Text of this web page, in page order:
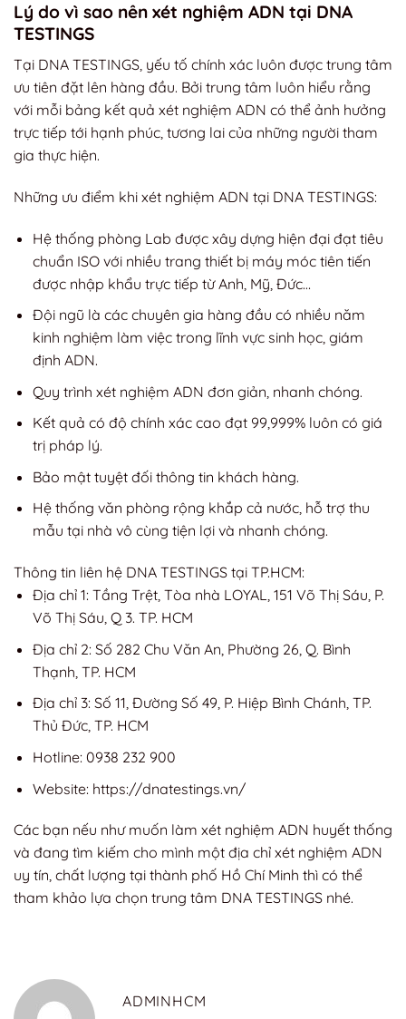
Lý do vì sao nên xét nghiệm ADN tại DNA
TESTINGS
Tại DNA TESTINGS, yếu tố chính xác luôn được trung tâm
ưu tiên đặt lên hàng đầu. Bởi trung tâm luôn hiểu rằng
với mỗi bảng kết quả xét nghiệm ADN có thể ảnh hưởng
trực tiếp tới hạnh phúc, tương lai của những người tham
gia thực hiện.
Những ưu điểm khi xét nghiệm ADN tại DNA TESTINGS:
Hệ thống phòng Lab được xây dựng hiện đại đạt tiêu
chuẩn ISO với nhiều trang thiết bị máy móc tiên tiến
được nhập khẩu trực tiếp từ Anh, Mỹ, Đức…
Đội ngũ là các chuyên gia hàng đầu có nhiều năm
kinh nghiệm làm việc trong lĩnh vực sinh học, giám
định ADN.
Quy trình xét nghiệm ADN đơn giản, nhanh chóng.
Kết quả có độ chính xác cao đạt 99,999% luôn có giá
trị pháp lý.
Bảo mật tuyệt đối thông tin khách hàng.
Hệ thống văn phòng rộng khắp cả nước, hỗ trợ thu
mẫu tại nhà vô cùng tiện lợi và nhanh chóng.
Thông tin liên hệ DNA TESTINGS tại TP.HCM:
Địa chỉ 1: Tầng Trệt, Tòa nhà LOYAL, 151 Võ Thị Sáu, P.
Võ Thị Sáu, Q 3. TP. HCM
Địa chỉ 2: Số 282 Chu Văn An, Phường 26, Q. Bình
Thạnh, TP. HCM
Địa chỉ 3: Số 11, Đường Số 49, P. Hiệp Bình Chánh, TP.
Thủ Đức, TP. HCM
Hotline: 0938 232 900
Website: https://dnatestings.vn/
Các bạn nếu như muốn làm xét nghiệm ADN huyết thống
và đang tìm kiếm cho mình một địa chỉ xét nghiệm ADN
uy tín, chất lượng tại thành phố Hồ Chí Minh thì có thể
tham khảo lựa chọn trung tâm DNA TESTINGS nhé.
ADMINHCM